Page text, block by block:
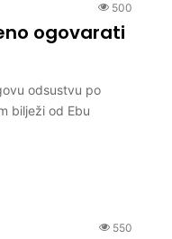
500
ogovarati
odsustvu po
bilježi od Ebu
550